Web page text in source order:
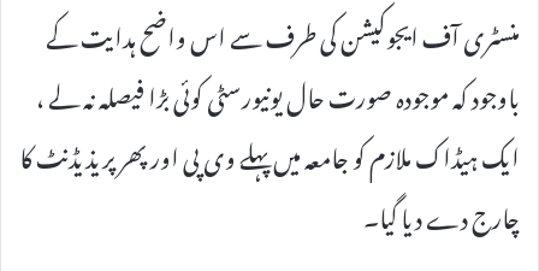
منسٹری آف ایجوکیشن کی طرف سے اس واضح ہدایت کے
باوجود کہ موجودہ صورت حال یونیورسٹی کوئی بڑا فیصلہ نہ لے ،
ایک ہیڈاک ملازم کو جامعہ میں پہلے وی پی اور پھر پریذیڈنٹ کا
چارج دے دیا گیا۔